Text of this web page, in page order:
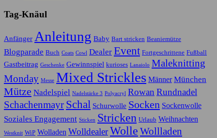
Tag-Knäul
Anfänger Anleitung Baby Bart stricken Beaniemütze
Blogparade Buch Coats Cowl Dealer Event Fortgeschrittene Fußball
Gastbeitrag Geschenke Gewinnspiel kurioses Lanaiolo Maleknitting
Monday Messe Mixed Strickles Männer München
Mütze Nadelspiel Nadelstärke 3 Polyacryl Rowan Rundnadel
Schachenmayr Schal Schurwolle Socken Sockenwolle
Soziales Engagement Sticken Stricken Urlaub Weihnachten
Westknit WiP Wolladen WolldealerWolle Wollladen